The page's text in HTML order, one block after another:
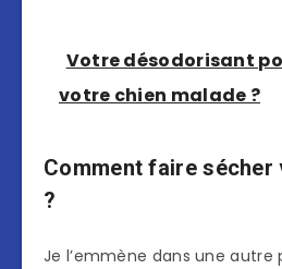
Votre désodorisant
votre chien malade ?
Comment faire sécher
?
Je l’emmène dans une